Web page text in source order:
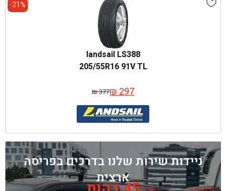
21%-
landsail LS388
205/55R16 91V TL
₪377
המחיר
המקורי
היה:
₪ 377.
₪297 המחיר
הנוכחי
הוא:
₪ 297.
ניידות שירות שלנו בדרכים בפריסה
ארצית